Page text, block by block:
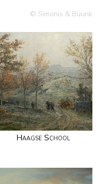
© Simonis & Buunk
Haagse School